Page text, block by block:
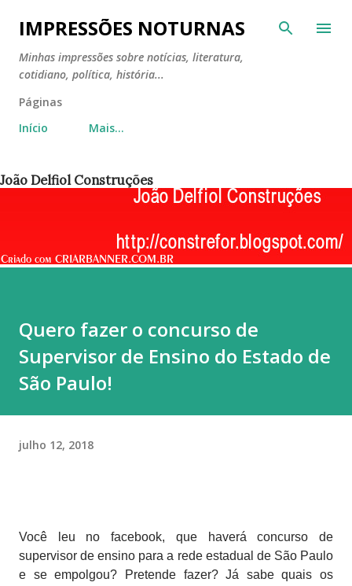
Pular para o conteúdo principal
IMPRESSÕES NOTURNAS
Minhas impressões sobre notícias, literatura,
cotidiano, política, história...
Páginas
Início
Mais…
João Delfiol Construções
Quero fazer o concurso de
Supervisor de Ensino do Estado de
São Paulo!
julho 12, 2018
Você leu no facebook, que haverá concurso de
supervisor de ensino para a rede estadual de São Paulo
e se empolgou? Pretende fazer? Já sabe quais os